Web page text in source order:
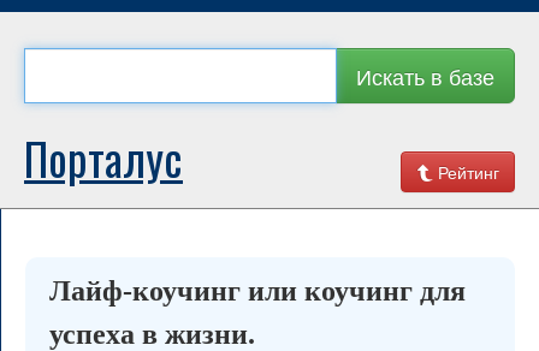
Искать в базе
Рейтинг
Порталус
Лайф-коучинг или коучинг для
успеха в жизни.